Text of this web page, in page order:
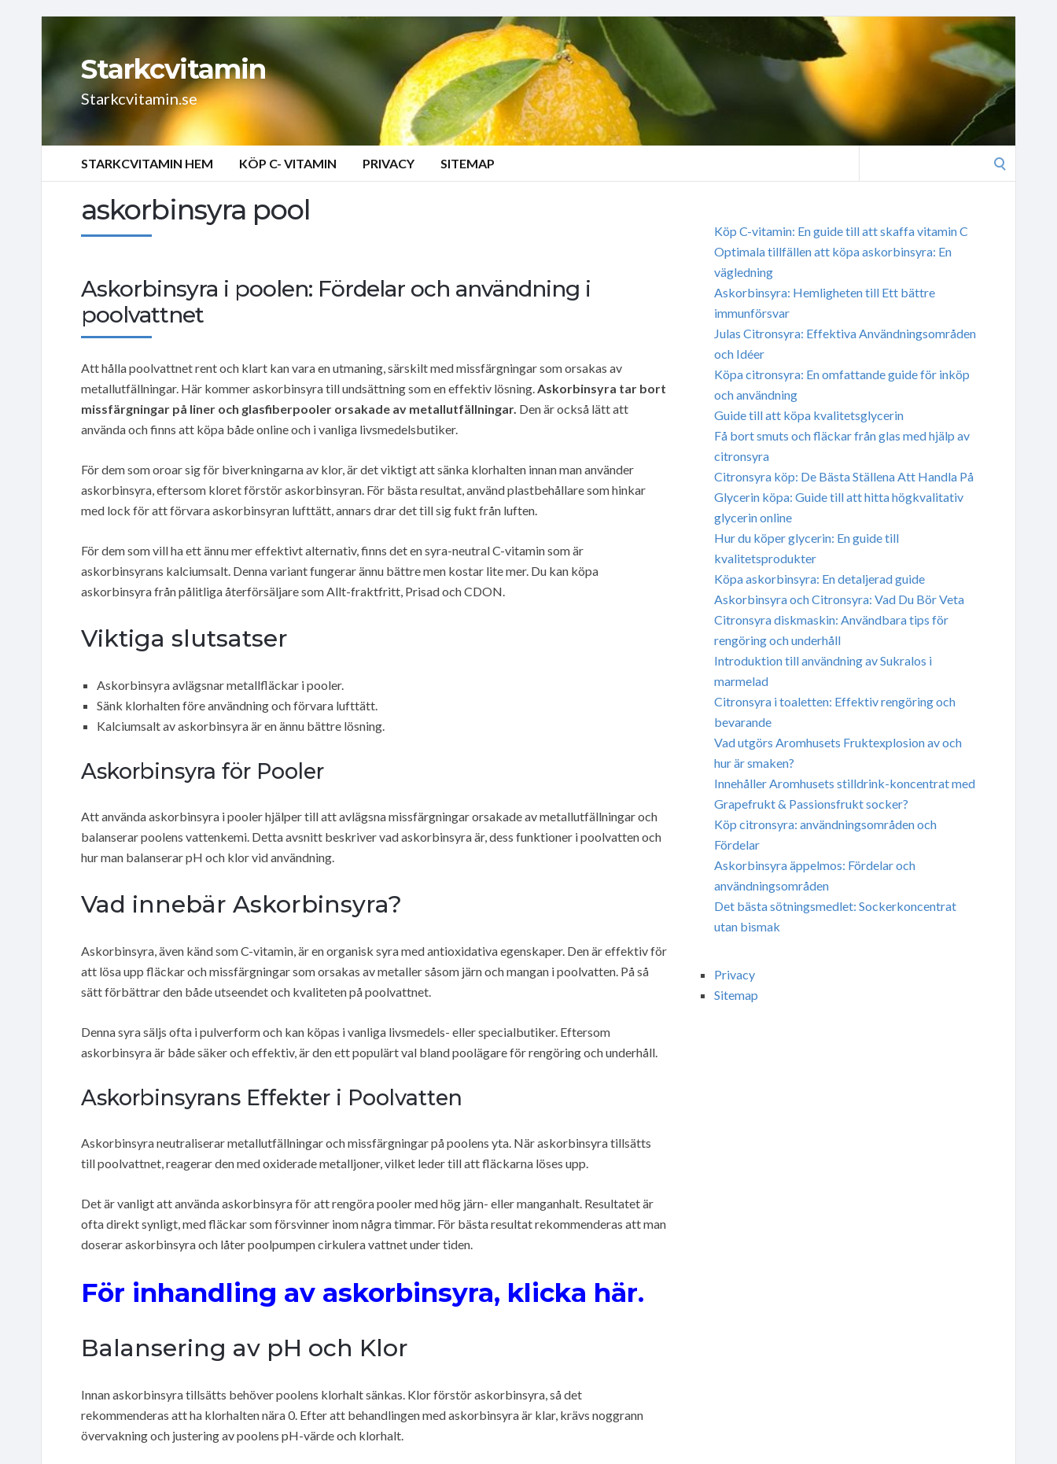
Starkcvitamin
Starkcvitamin.se
STARKCVITAMIN HEM KÖP C- VITAMIN PRIVACY SITEMAP
askorbinsyra pool
Askorbinsyra i poolen: Fördelar och användning i
poolvattnet
Att hålla poolvattnet rent och klart kan vara en utmaning, särskilt med missfärgningar som orsakas av
metallutfällningar. Här kommer askorbinsyra till undsättning som en effektiv lösning.Askorbinsyra tar bort
missfärgningar på liner och glasfiberpooler orsakade av metallutfällningar. Den är också lätt att
använda och finns att köpa både online och i vanliga livsmedelsbutiker.
För dem som oroar sig för biverkningarna av klor, är det viktigt att sänka klorhalten innan man använder
askorbinsyra, eftersom kloret förstör askorbinsyran. För bästa resultat, använd plastbehållare som hinkar
med lock för att förvara askorbinsyran lufttätt, annars drar det till sig fukt från luften.
För dem som vill ha ett ännu mer effektivt alternativ, finns det en syra-neutral C-vitamin som är
askorbinsyrans kalciumsalt. Denna variant fungerar ännu bättre men kostar lite mer. Du kan köpa
askorbinsyra från pålitliga återförsäljare som Allt-fraktfritt, Prisad och CDON.
Viktiga slutsatser
Askorbinsyra avlägsnar metallfläckar i pooler.
Sänk klorhalten före användning och förvara lufttätt.
Kalciumsalt av askorbinsyra är en ännu bättre lösning.
Askorbinsyra för Pooler
Att använda askorbinsyra i pooler hjälper till att avlägsna missfärgningar orsakade av metallutfällningar och
balanserar poolens vattenkemi. Detta avsnitt beskriver vad askorbinsyra är, dess funktioner i poolvatten och
hur man balanserar pH och klor vid användning.
Vad innebär Askorbinsyra?
Askorbinsyra, även känd som C-vitamin, är en organisk syra med antioxidativa egenskaper. Den är effektiv för
att lösa upp fläckar och missfärgningar som orsakas av metaller såsom järn och mangan i poolvatten. På så
sätt förbättrar den både utseendet och kvaliteten på poolvattnet.
Denna syra säljs ofta i pulverform och kan köpas i vanliga livsmedels- eller specialbutiker. Eftersom
askorbinsyra är både säker och effektiv, är den ett populärt val bland poolägare för rengöring och underhåll.
Askorbinsyrans Effekter i Poolvatten
Askorbinsyra neutraliserar metallutfällningar och missfärgningar på poolens yta. När askorbinsyra tillsätts
till poolvattnet, reagerar den med oxiderade metalljoner, vilket leder till att fläckarna löses upp.
Det är vanligt att använda askorbinsyra för att rengöra pooler med hög järn- eller manganhalt. Resultatet är
ofta direkt synligt, med fläckar som försvinner inom några timmar. För bästa resultat rekommenderas att man
doserar askorbinsyra och låter poolpumpen cirkulera vattnet under tiden.
För inhandling av askorbinsyra, klicka här.
Balansering av pH och Klor
Innan askorbinsyra tillsätts behöver poolens klorhalt sänkas. Klor förstör askorbinsyra, så det
rekommenderas att ha klorhalten nära 0. Efter att behandlingen med askorbinsyra är klar, krävs noggrann
övervakning och justering av poolens pH-värde och klorhalt.
Köp C-vitamin: En guide till att skaffa vitamin C
Optimala tillfällen att köpa askorbinsyra: En
vägledning
Askorbinsyra: Hemligheten till Ett bättre
immunförsvar
Julas Citronsyra: Effektiva Användningsområden
och Idéer
Köpa citronsyra: En omfattande guide för inköp
och användning
Guide till att köpa kvalitetsglycerin
Få bort smuts och fläckar från glas med hjälp av
citronsyra
Citronsyra köp: De Bästa Ställena Att Handla På
Glycerin köpa: Guide till att hitta högkvalitativ
glycerin online
Hur du köper glycerin: En guide till
kvalitetsprodukter
Köpa askorbinsyra: En detaljerad guide
Askorbinsyra och Citronsyra: Vad Du Bör Veta
Citronsyra diskmaskin: Användbara tips för
rengöring och underhåll
Introduktion till användning av Sukralos i
marmelad
Citronsyra i toaletten: Effektiv rengöring och
bevarande
Vad utgörs Aromhusets Fruktexplosion av och
hur är smaken?
Innehåller Aromhusets stilldrink-koncentrat med
Grapefrukt & Passionsfrukt socker?
Köp citronsyra: användningsområden och
Fördelar
Askorbinsyra äppelmos: Fördelar och
användningsområden
Det bästa sötningsmedlet: Sockerkoncentrat
utan bismak
Privacy
Sitemap